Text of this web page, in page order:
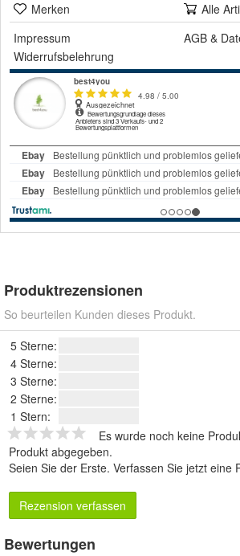
Merken
Alle
Impressum
AGB &
Widerrufsbelehrung
Produktrezensionen
So beurteilen Kunden dieses Produkt.
5 Sterne:
4 Sterne:
3 Sterne:
2 Sterne:
1 Stern:
Es wurde noch keine
Produkt abgegeben.
Seien Sie der Erste. Verfassen Sie jetzt eine
Rezension verfassen
Bewertungen